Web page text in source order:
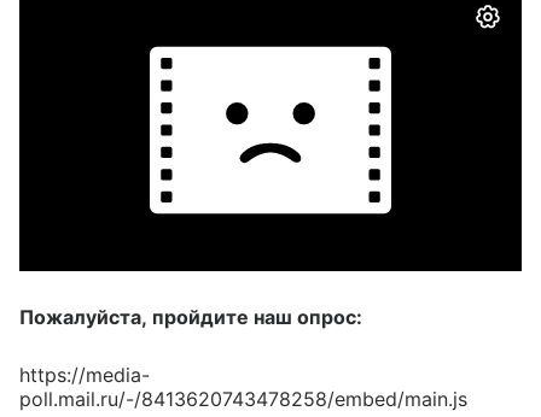
Пожалуйста, пройдите наш опрос:
https://media-
poll.mail.ru/-/8413620743478258/embed/main.js